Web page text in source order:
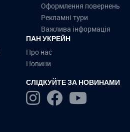
Оформлення повернень
Рекламні тури
Важлива інформація
ПАН УКРЕЙН
Про нас
Новини
СЛІДКУЙТЕ ЗА НОВИНАМИ